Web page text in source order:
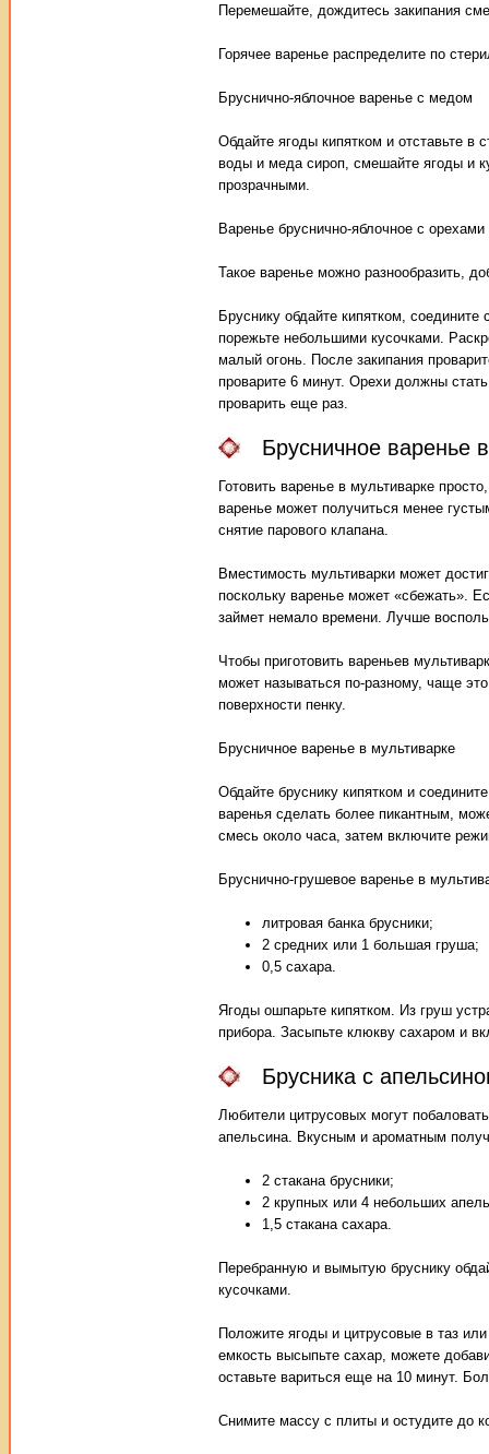
Перемешайте, дождитесь закипания
Горячее варенье распределите по
Бруснично-яблочное варенье с медом
Обдайте ягоды кипятком и отставьте в
воды и меда сироп, смешайте ягоды и
прозрачными.
Варенье бруснично-яблочное с орехами
Такое варенье можно разнообразить,
Бруснику обдайте кипятком,
порежьте небольшими кусочками.
малый огонь. После закипания
проварите 6 минут. Орехи должны
проварить еще раз.
Брусничное варенье
Готовить варенье в мультиварке
варенье может получиться менее
снятие парового клапана.
Вместимость мультиварки может
поскольку варенье может «сбежать».
займет немало времени. Лучше
Чтобы приготовить вареньев
может называться по-разному, чаще
поверхности пенку.
Брусничное варенье в мультиварке
Обдайте бруснику кипятком и
варенья сделать более пикантным,
смесь около часа, затем включите
Бруснично-грушевое варенье в
литровая банка брусники;
2 средних или 1 большая груша;
0,5 сахара.
Ягоды ошпарьте кипятком. Из груш
прибора. Засыпьте клюкву сахаром и
Брусника с
Любители цитрусовых могут
апельсина. Вкусным и ароматным
2 стакана брусники;
2 крупных или 4 небольших
1,5 стакана сахара.
Перебранную и вымытую бруснику
кусочками.
Положите ягоды и цитрусовые в таз
емкость высыпьте сахар, можете
оставьте вариться еще на 10 минут.
Снимите массу с плиты и остудите до